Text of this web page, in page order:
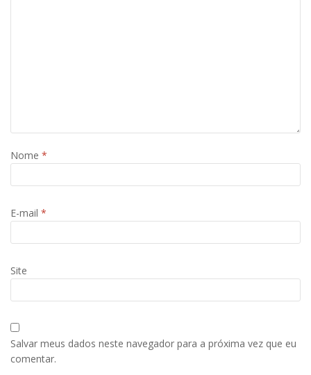
Nome *
E-mail *
Site
Salvar meus dados neste navegador para a próxima vez que eu
comentar.